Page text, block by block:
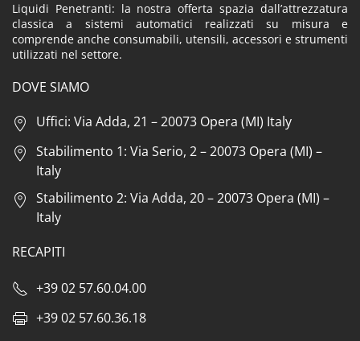
Liquidi Penetranti: la nostra offerta spazia dall’attrezzatura
classica a sistemi automatici realizzati su misura e
comprende anche consumabili, utensili, accessori e strumenti
utilizzati nel settore.
DOVE SIAMO
Uffici: Via Adda, 21 – 20073 Opera (MI) Italy
Stabilimento 1: Via Serio, 2 – 20073 Opera (MI) –
Italy
Stabilimento 2: Via Adda, 20 – 20073 Opera (MI) –
Italy
RECAPITI
+39 02 57.60.04.00
+39 02 57.60.36.18